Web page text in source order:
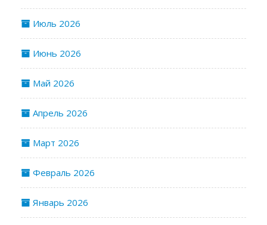
Июль 2026
Июнь 2026
Май 2026
Апрель 2026
Март 2026
Февраль 2026
Январь 2026